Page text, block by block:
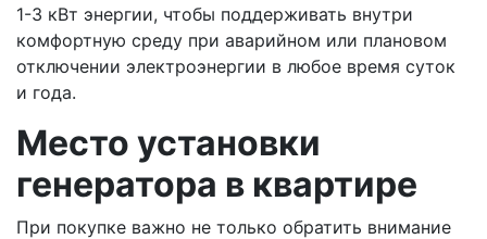
1-3 кВт энергии, чтобы поддерживать внутри
комфортную среду при аварийном или плановом
отключении электроэнергии в любое время суток
и года.
Место установки
генератора в квартире
При покупке важно не только обратить внимание